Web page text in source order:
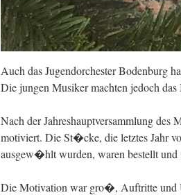
Auch das Jugendorchester Bodenburg
Die jungen Musiker machten jedoch
Nach der Jahreshauptversammlung des
motiviert. Die St�cke, die letztes Jahr
ausgew�hlt wurden, waren bestellt
Die Motivation war gro�, Auftritte und